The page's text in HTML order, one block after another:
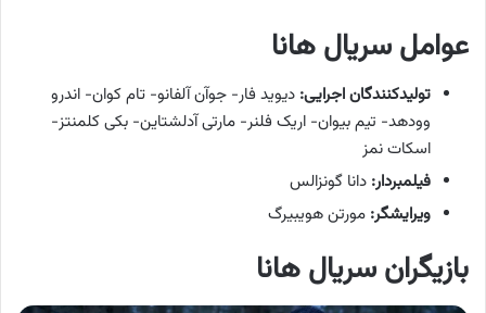
عوامل سریال هانا
تولیدکنندگان اجرایی: دیوید فار- جوآن آلفانو- تام کوان- اندرو
وودهد- تیم بیوان- اریک فلنر- مارتی آدلشتاین- بکی کلمنتز-
اسکات نمز
فیلمبردار: دانا گونزالس
ویرایشگر: مورتن هویبیرگ
بازیگران سریال هانا